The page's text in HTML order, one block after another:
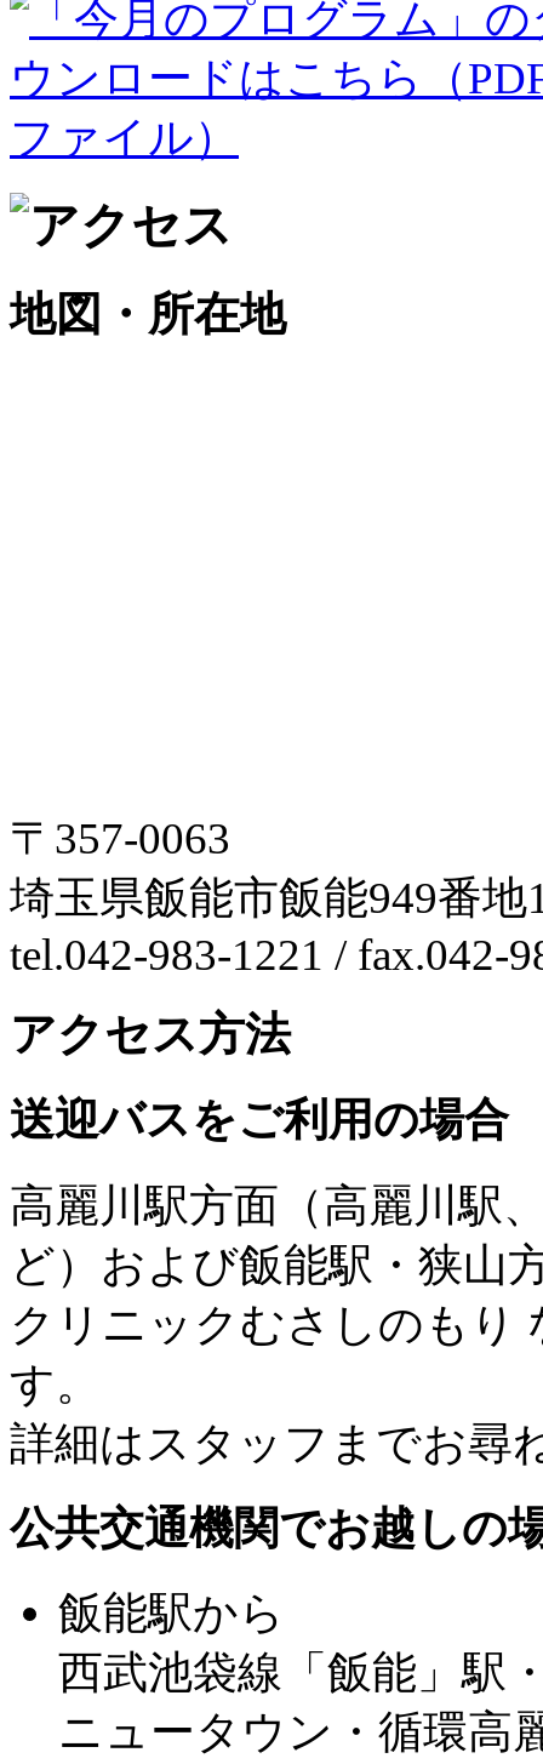
地図・所在地
〒357-0063
埼玉県飯能市飯能949番地
tel.042-983-1221 / fax.042-
アクセス方法
送迎バスをご利用の場合
高麗川駅方面（高麗川駅
ど）および飯能駅・狭山
クリニックむさしのもり
す。
詳細はスタッフまでお尋
公共交通機関でお越しの
飯能駅から
西武池袋線「飯能」駅
ニュータウン・循環高